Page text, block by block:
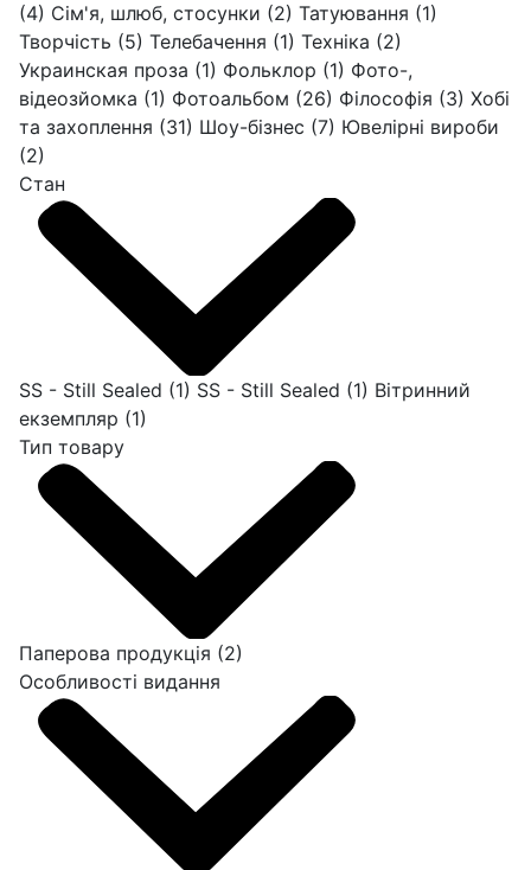
(4) Сім'я, шлюб, стосунки (2) Татуювання (1)
Творчість (5) Телебачення (1) Техніка (2)
Украинская проза (1) Фольклор (1) Фото-,
відеозйомка (1) Фотоальбом (26) Філософія (3) Хобі
та захоплення (31) Шоу-бізнес (7) Ювелірні вироби
(2)
Стан
SS - Still Sealed (1) SS - Still Sealed (1) Вітринний
екземпляр (1)
Тип товару
Паперова продукція (2)
Особливості видання